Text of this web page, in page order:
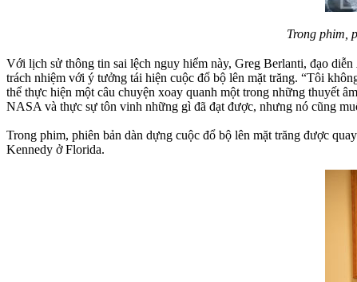
Trong phim,
Với lịch sử thông tin sai lệch nguy hiểm này, Greg Berlanti, đạo diễn
trách nhiệm với ý tưởng tái hiện cuộc đổ bộ lên mặt trăng. “Tôi
thể thực hiện một câu chuyện xoay quanh một trong những thuyết
NASA và thực sự tôn vinh những gì đã đạt được, nhưng nó cũng
Trong phim, phiên bản dàn dựng cuộc đổ bộ lên mặt trăng được
Kennedy ở Florida.